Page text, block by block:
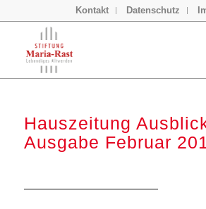
Kontakt Datenschutz
Hauszeitung
Ausgabe Februar